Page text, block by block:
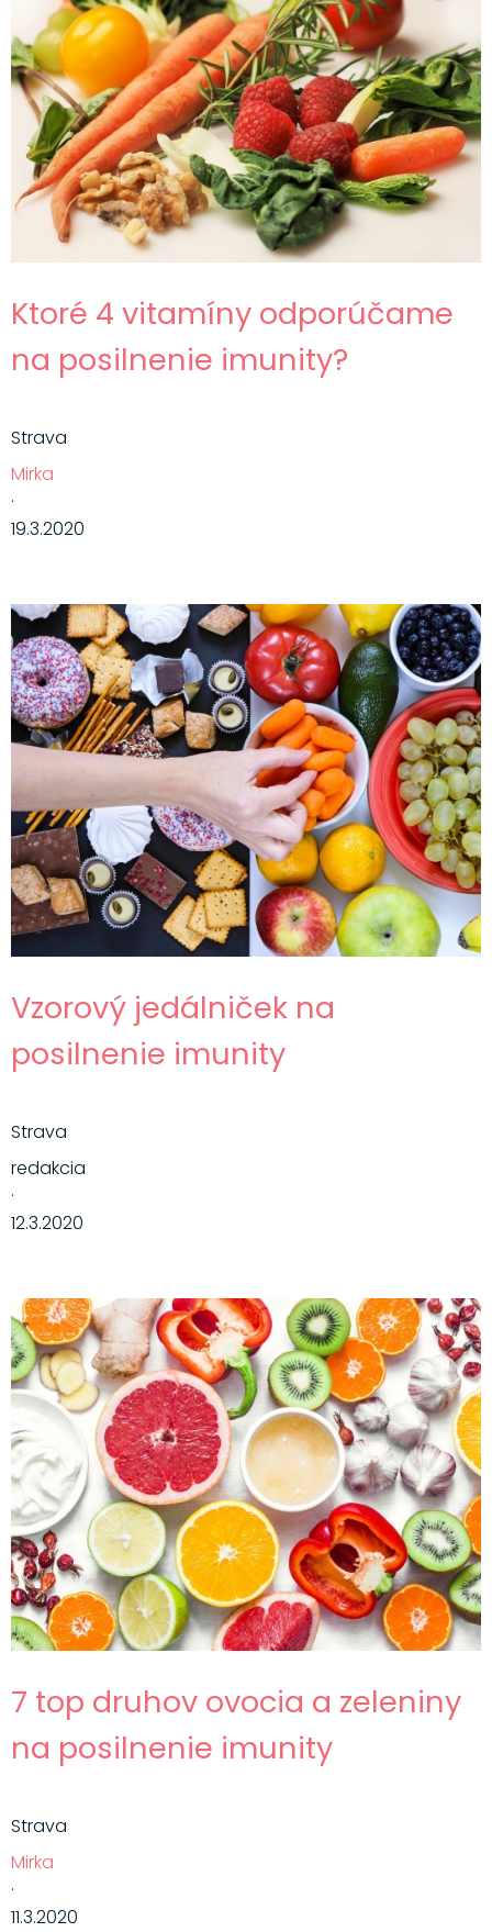
Ktoré 4 vitamíny odporúčame
na posilnenie imunity?
Strava
Mirka
·
19.3.2020
Vzorový jedálniček na
posilnenie imunity
Strava
redakcia
·
12.3.2020
7 top druhov ovocia a zeleniny
na posilnenie imunity
Strava
Mirka
·
11.3.2020